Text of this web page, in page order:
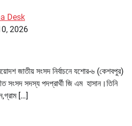
Desk
2026
জাতীয় সংসদ নির্বাচনে যশোর-৬ (কেশবপুর)
সংসদ সদস্য পদপ্রার্থী জি এম হাসান।তিনি
[…]